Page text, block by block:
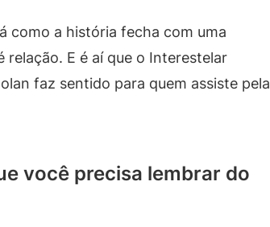
como a história fecha com uma
relação. E é aí que o Interestelar
faz sentido para quem assiste pela
você precisa lembrar do